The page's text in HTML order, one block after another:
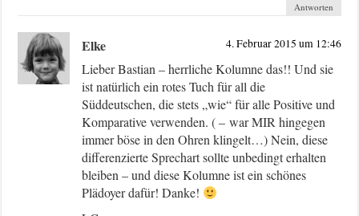
Antworten
Elke 4. Februar 2015 um 12:46
Lieber Bastian – herrliche Kolumne das!! Und sie
ist natürlich ein rotes Tuch für all die
Süddeutschen, die stets „wie“ für alle Positive und
Komparative verwenden. ( – war MIR hingegen
immer böse in den Ohren klingelt…) Nein, diese
differenzierte Sprechart sollte unbedingt erhalten
bleiben – und diese Kolumne ist ein schönes
Plädoyer dafür! Danke!